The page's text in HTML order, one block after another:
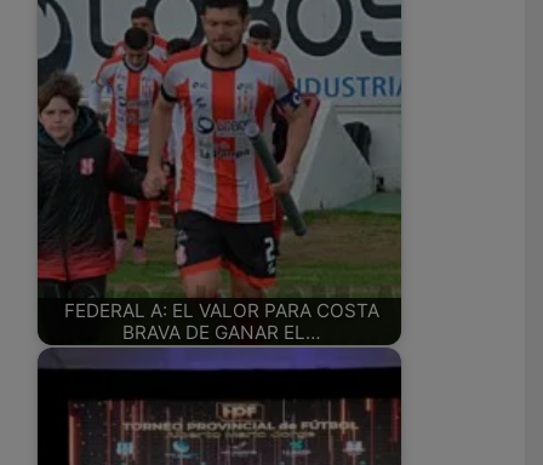
FEDERAL A: EL VALOR PARA COSTA
BRAVA DE GANAR EL…